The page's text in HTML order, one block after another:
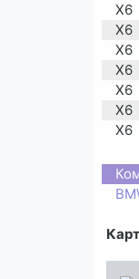
X6
X6
X6
X6
X6
X6
X6
X6
X6
X6